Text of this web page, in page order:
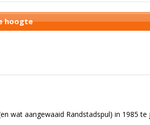
hoogte
wat aangewaaid Randstadspul) in 1985